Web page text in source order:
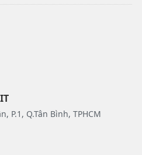
P.1, Q.Tân Bình, TPHCM